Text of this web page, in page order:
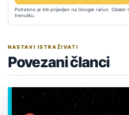
Potrebno je biti prijavljen na Google račun. Odabir
trenutku.
NASTAVI ISTRAŽIVATI
Povezani članci